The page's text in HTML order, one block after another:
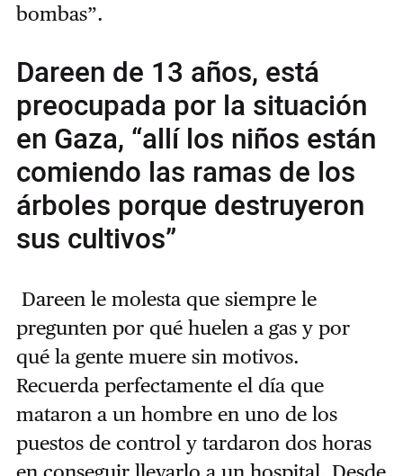
bombas”.
Dareen de 13 años, está
preocupada por la situación
en Gaza, “allí los niños están
comiendo las ramas de los
árboles porque destruyeron
sus cultivos”
Dareen le molesta que siempre le
pregunten por qué huelen a gas y por
qué la gente muere sin motivos.
Recuerda perfectamente el día que
mataron a un hombre en uno de los
puestos de control y tardaron dos horas